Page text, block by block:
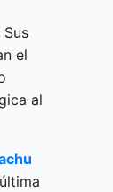
el
al